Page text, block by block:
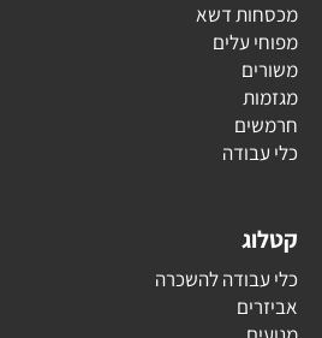
מכסחות דשא
מפוחי עלים
משורים
מגזמות
חרמשים
כלי עבודה
קטלוג
כלי עבודה להשכרה
אביזרים